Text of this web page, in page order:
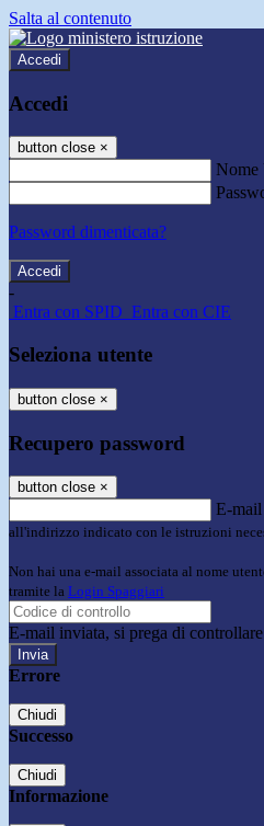
Salta al contenuto
Accedi
Accedi
button close ×
Nome
Password dimenticata?
-
Entra con SPID Entra con CIE
Seleziona utente
button close ×
Recupero password
button close ×
E-mail
all'indirizzo indicato con le istruzioni
Non hai una e-mail associata al nome
tramite la Login Spaggiari
E-mail inviata, si prega di
Errore
Chiudi
Successo
Chiudi
Informazione